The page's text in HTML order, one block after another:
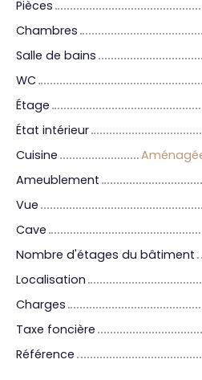
Pièces
Chambres
Salle de bains
WC
Étage
État intérieur
Cuisine
Ameublement
Vue
Cave
Nombre d'étages du bâtiment
Localisation
Charges
Taxe foncière
Référence